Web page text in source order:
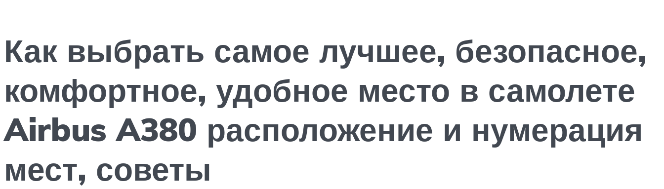
Как выбрать самое лучшее, безопасное,
комфортное, удобное место в самолете
Airbus A380 расположение и нумерация
мест, советы